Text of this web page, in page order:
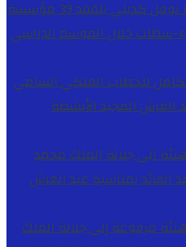
الدكتور نوفل كديلي يتفقد 39 مؤسسة
سطات خلال الموسم الدراسي
للخطاب الملكي السامي
الأنشطة
الى جلالة الملك محمد
بمناسبة عيد العرش
مرفوعة إلى جلالة الملك